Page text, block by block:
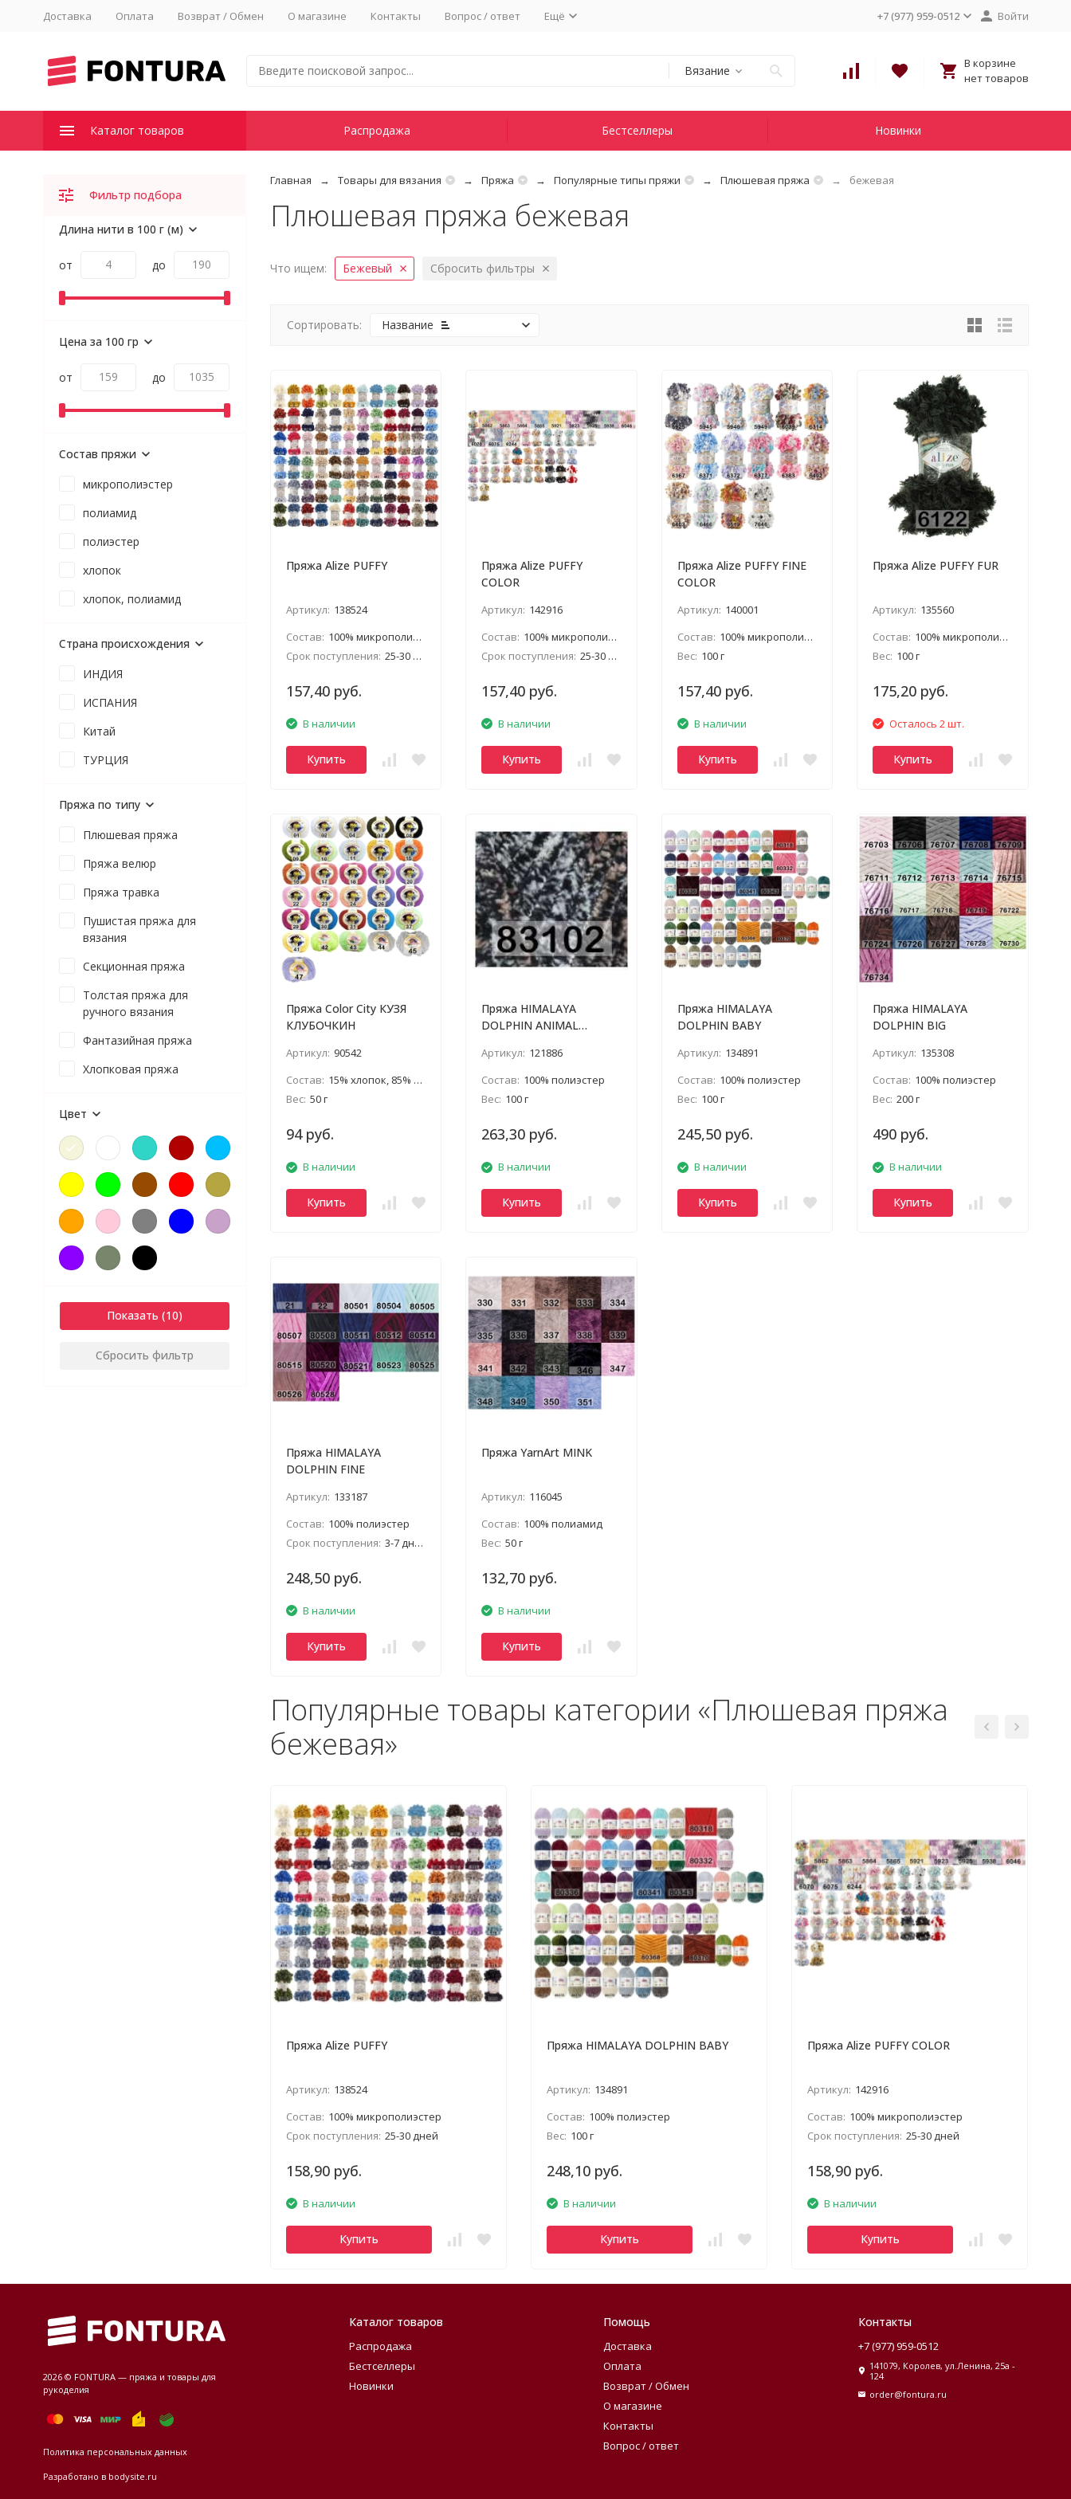
Доставка Оплата Возврат / Обмен О магазине Контакты Вопрос / ответ Ещё +7 (977) 959-0512 Войти
Вязание
В корзине
нет товаров
Каталог товаров Распродажа Бестселлеры Новинки
Главная Товары для вязания Пряжа Популярные типы пряжи Плюшевая пряжа бежевая
Плюшевая пряжа бежевая
Что ищем: Бежевый Сбросить фильтры
Сортировать: Название
Пряжа Alize PUFFY
Артикул: 138524
Состав: 100% микрополиэстер
Срок поступления: 25-30 дней
157,40 руб.
В наличии
Купить
Пряжа Alize PUFFY
COLOR
Артикул: 142916
Состав: 100% микрополиэстер
Срок поступления: 25-30 дней
157,40 руб.
В наличии
Купить
Пряжа Alize PUFFY FINE
COLOR
Артикул: 140001
Состав: 100% микрополиэстер
Вес: 100 г
157,40 руб.
В наличии
Купить
Пряжа Alize PUFFY FUR
Артикул: 135560
Состав: 100% микрополиэстер
Вес: 100 г
175,20 руб.
Осталось 2 шт.
Купить
Пряжа Color City КУЗЯ
КЛУБОЧКИН
Артикул: 90542
Состав: 15% хлопок, 85% полиамид
Вес: 50 г
94 руб.
В наличии
Купить
Пряжа HIMALAYA
DOLPHIN ANIMAL
Артикул: 121886
Состав: 100% полиэстер
Вес: 100 г
263,30 руб.
В наличии
Купить
Пряжа HIMALAYA
DOLPHIN BABY
Артикул: 134891
Состав: 100% полиэстер
Вес: 100 г
245,50 руб.
В наличии
Купить
Пряжа HIMALAYA
DOLPHIN BIG
Артикул: 135308
Состав: 100% полиэстер
Вес: 200 г
490 руб.
В наличии
Купить
Пряжа HIMALAYA
DOLPHIN FINE
Артикул: 133187
Состав: 100% полиэстер
Срок поступления: 3-7 дней
248,50 руб.
В наличии
Купить
Пряжа YarnArt MINK
Артикул: 116045
Состав: 100% полиамид
Вес: 50 г
132,70 руб.
В наличии
Купить
Популярные товары категории «Плюшевая пряжа
бежевая»
Пряжа Alize PUFFY
Артикул: 138524
Состав: 100% микрополиэстер
Срок поступления: 25-30 дней
158,90 руб.
В наличии
Купить
Пряжа HIMALAYA DOLPHIN BABY
Артикул: 134891
Состав: 100% полиэстер
Вес: 100 г
248,10 руб.
В наличии
Купить
Пряжа Alize PUFFY COLOR
Артикул: 142916
Состав: 100% микрополиэстер
Срок поступления: 25-30 дней
158,90 руб.
В наличии
Купить
Фильтр подбора
Длина нити в 100 г (м)
от до
Цена за 100 гр
от до
Состав пряжи
микрополиэстер
полиамид
полиэстер
хлопок
хлопок, полиамид
Страна происхождения
ИНДИЯ
ИСПАНИЯ
Китай
ТУРЦИЯ
Пряжа по типу
Плюшевая пряжа
Пряжа велюр
Пряжа травка
Пушистая пряжа для
вязания
Секционная пряжа
Толстая пряжа для
ручного вязания
Фантазийная пряжа
Хлопковая пряжа
Цвет
Показать
Сбросить фильтр
2026 © FONTURA — пряжа и товары для
рукоделия
Политика персональных данных
Разработано в bodysite.ru
Каталог товаров
Распродажа
Бестселлеры
Новинки
Помощь
Доставка
Оплата
Возврат / Обмен
О магазине
Контакты
Вопрос / ответ
Контакты
+7 (977) 959-0512
141079, Королев, ул.Ленина, 25а -
124
order@fontura.ru